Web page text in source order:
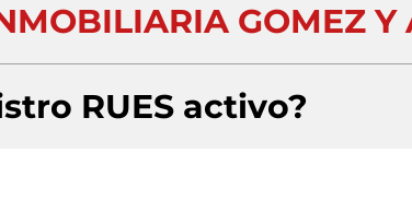
GOMEZ Y
RUES activo?